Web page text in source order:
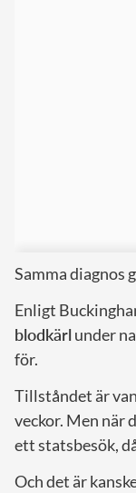
Samma diagnos
Enligt
blodkärlunder
för.
Tillståndet är
veckor. Men när
ett statsbesök,
Och det är